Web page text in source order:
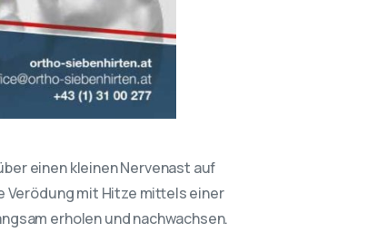
einen kleinen Nervenast auf
Verödung mit Hitze mittels einer
erholen und nachwachsen.